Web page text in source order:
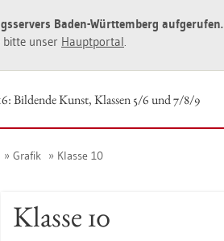
Baden-Würt­tem­berg auf­ge­ru­fen.
bitte unser Haupt­por­tal.
Bil­den­de Kunst, Klas­sen 5/6 und 7/8/9
Gra­fik Klas­se 10
Klas­se 10